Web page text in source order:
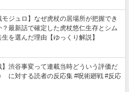
モジュロ】なぜ虎杖の居場所が把握でき
？最新話で確定した虎杖悠仁生存とシム
生を選んだ理由【ゆっくり解説】
】渋谷事変って連載当時どういう評価だ
に対する読者の反応集 #呪術廻戦 #反応